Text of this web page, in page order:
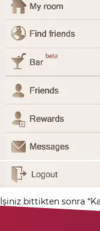
İşiniz bittikten sonra